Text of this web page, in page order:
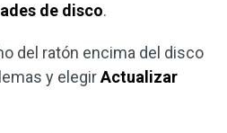
de disco.
del ratón encima del disco
y elegirActualizar